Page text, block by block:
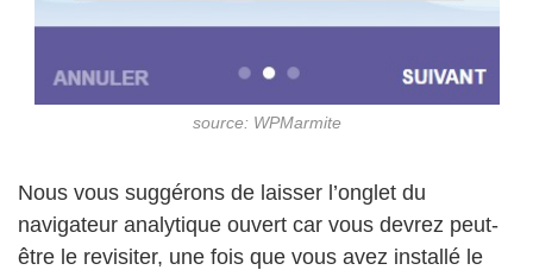
source: WPMarmite
Nous vous suggérons de laisser l’onglet du
navigateur analytique ouvert car vous devrez peut-
être le revisiter, une fois que vous avez installé le